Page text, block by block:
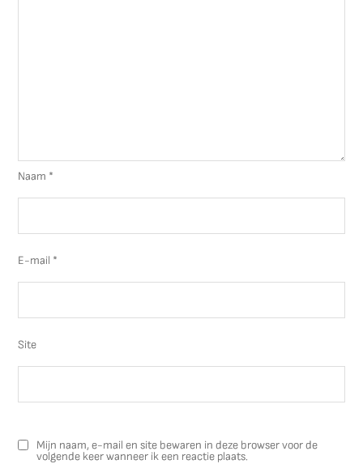
Naam *
E-mail *
Site
Mijn naam, e-mail en site bewaren in deze browser voor de
volgende keer wanneer ik een reactie plaats.